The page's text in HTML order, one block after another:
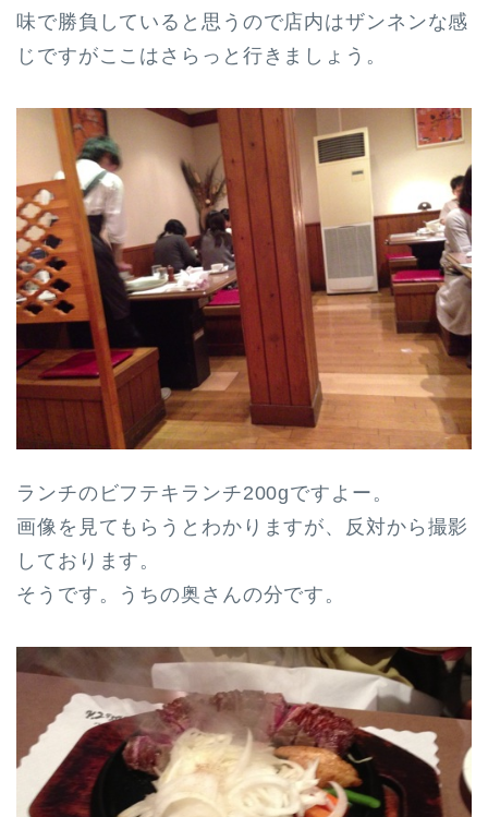
味で勝負していると思うので店内はザンネンな感
じですがここはさらっと行きましょう。
ランチのビフテキランチ200gですよー。
画像を見てもらうとわかりますが、反対から撮影
しております。
そうです。うちの奥さんの分です。